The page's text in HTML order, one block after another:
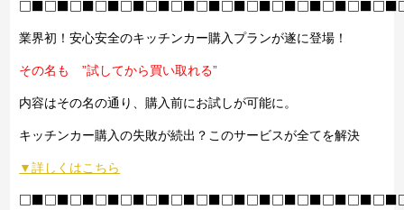
業界初！安心安全のキッチンカー購入プランが遂に登場！
その名も ”試してから買い取れる”
内容はその名の通り、購入前にお試しが可能に。
キッチンカー購入の失敗が続出？このサービスが全てを解決
▼詳しくはこちら